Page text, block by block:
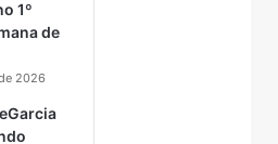
1º
de
2026